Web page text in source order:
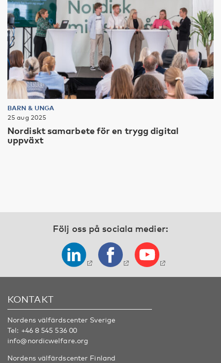
BARN & UNGA
25 aug 2025
Nordiskt samarbete för en trygg digital
uppväxt
Följ oss på sociala medier:
KONTAKT
Nordens välfärdscenter Sverige
Tel: +46 8 545 536 00
info@nordicwelfare.org
Nordens välfärdscenter Finland